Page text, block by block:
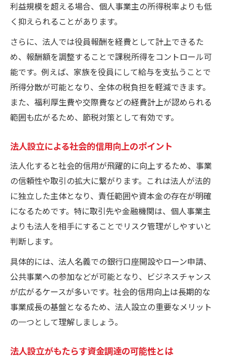
利益規模を超える場合、個人事業主の所得税率よりも低
く抑えられることがあります。
さらに、法人では役員報酬を経費として計上できるた
め、報酬額を調整することで課税所得をコントロール可
能です。例えば、家族を役員にして給与を支払うことで
所得分散が可能となり、全体の税負担を軽減できます。
また、福利厚生費や交際費などの経費計上が認められる
範囲も広がるため、節税対策として有効です。
法人設立による社会的信用向上のポイント
法人化すると社会的信用が飛躍的に向上するため、事業
の信頼性や取引の拡大に繋がります。これは法人が法的
に独立した主体となり、責任範囲や資本金の存在が明確
になるためです。特に取引先や金融機関は、個人事業主
よりも法人を相手にすることでリスク管理がしやすいと
判断します。
具体的には、法人名義での銀行口座開設やローン申請、
公共事業への参加などが可能となり、ビジネスチャンス
が広がるケースが多いです。社会的信用向上は長期的な
事業成長の基盤となるため、法人設立の重要なメリット
の一つとして理解しましょう。
法人設立がもたらす資金調達の可能性とは